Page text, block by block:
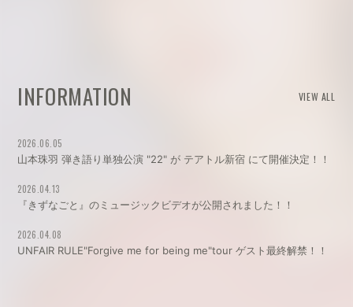
INFORMATION VIEW ALL
2026.06.05
山本珠羽 弾き語り単独公演 "22" が テアトル新宿 にて開催決定！！
2026.04.13
『きずなごと』のミュージックビデオが公開されました！！
2026.04.08
UNFAIR RULE"Forgive me for being me"tour ゲスト最終解禁！！